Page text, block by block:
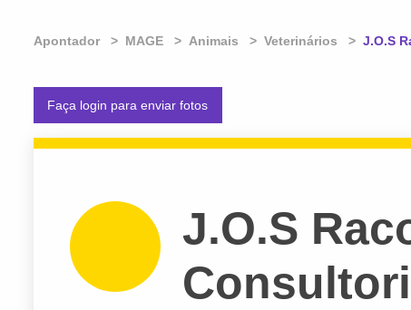
Apontador MAGE Animais Veterinários Atual:
J.O.S
Faça login para enviar fotos
J.O.S